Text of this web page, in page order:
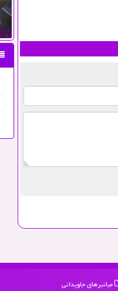
میانبرهای جاویدانی